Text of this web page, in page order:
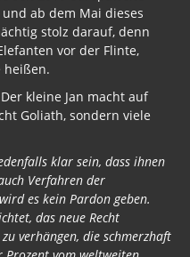
ab dem Mai dieses
stolz darauf, denn
vor der Flinte,
heißen.
kleine Jan macht auf
Goliath, sondern viele
klar sein, dass ihnen
Verfahren der
es kein Pardon geben.
das neue Recht
verhängen, die schmerzhaft